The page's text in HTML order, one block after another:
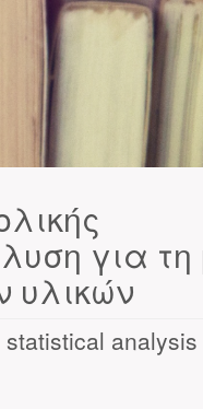
για τη
υλικών